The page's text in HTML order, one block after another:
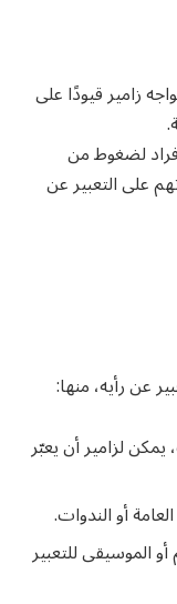
زامير قيودًا على
لضغوط من
على التعبير عن
عن رأيه، منها:
يمكن لزامير أن يعبّر
أو الندوات.
الموسيقى للتعبير